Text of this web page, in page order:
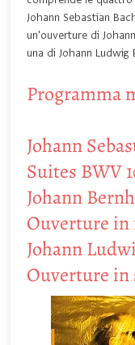
Johann Sebastian
un'ouverture di
una di Johann Ludwig
Programma
Johann
Suites BWV
Johann
Ouverture
Johann
Ouverture in